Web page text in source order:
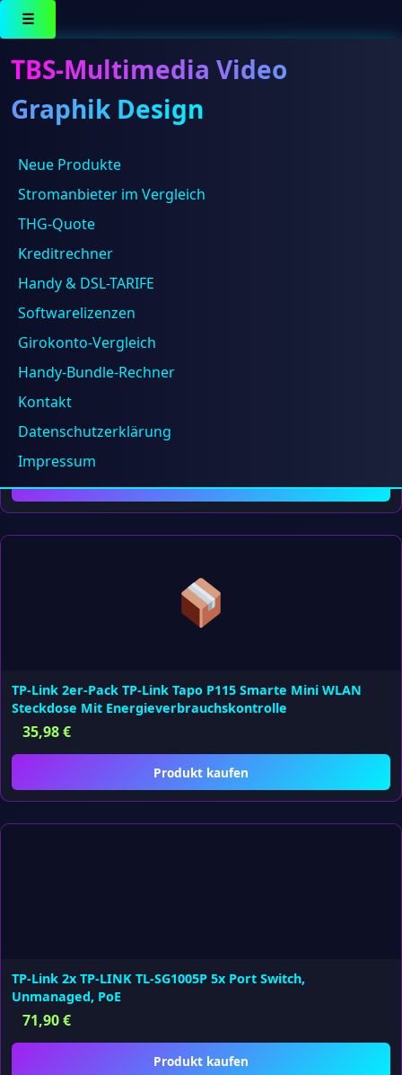
☰
TBS-Multimedia Video
Graphik Design
Neue Produkte
Stromanbieter im Vergleich
THG-Quote
Kreditrechner
Handy & DSL-TARIFE
Softwarelizenzen
Girokonto-Vergleich
Handy-Bundle-Rechner
Kontakt
Datenschutzerklärung
Impressum
TP-Link
TP-Link 24 Port TP-Link TL-SG1024 Gigabit Rackmount
99,37€
Produkt kaufen
TP-Link 2er-Pack TP-Link Tapo P115 Smarte Mini WLAN
Steckdose Mit Energieverbrauchskontrolle
35,98€
Produkt kaufen
TP-Link 2x TP-LINK TL-SG1005P 5x Port Switch,
Unmanaged, PoE
71,90€
Produkt kaufen